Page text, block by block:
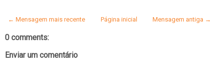
← Mensagem mais recente Mensagem antiga →
Página inicial
0 comments:
Enviar um comentário